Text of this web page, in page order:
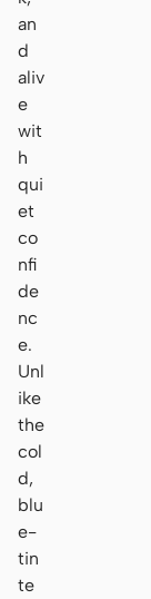
an
d
aliv
e
wit
h
qui
et
co
nfi
de
nc
e.
Unl
ike
the
col
d,
blu
e-
tin
te